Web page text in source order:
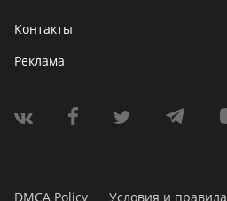
Контакты
Реклама
DMCA Policy Условия и правила